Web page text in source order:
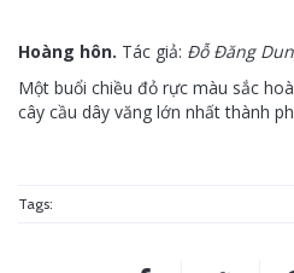
Hoàng hôn. Tác giả: Đỗ Đăng
Một buổi chiều đỏ rực màu sắc
cây cầu dây văng lớn nhất thành
Tags: